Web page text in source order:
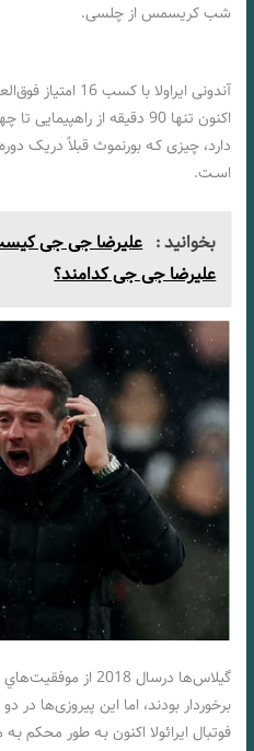
شب کریسمس از چلسی.
اکنون تنها 90 دقیقه از
دارد، چیزی کـه بورنموث قبلاً دریک
اسـت.
بخوانید : علیرضا جی جی
علیرضا جی جی کدامند؟
گیلاس‌ها درسال 2018
برخوردار بودند، اما این پیروزی‌ها
فوتبال ایرائولا اکنون بـه طور محکم